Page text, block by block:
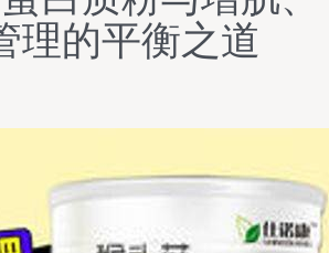
理的平衡之道